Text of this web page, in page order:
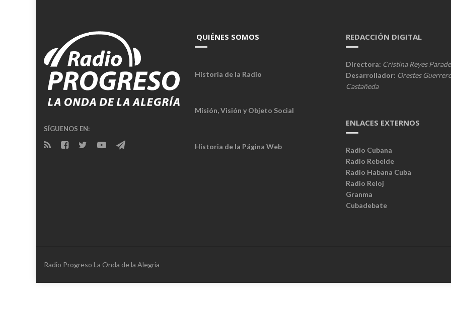
SÍGUENOS EN:
QUIÉNES SOMOS
Historia de la Radio
Misión, Visión y Objeto Social
Historia de la Página Web
REDACCIÓN DIGITAL
Directora: Cristina Reyes
Desarrollador: Orestes
Castañeda
ENLACES EXTERNOS
Radio Cubana
Radio Rebelde
Radio Habana Cuba
Radio Reloj
Granma
Cubadebate
Radio Progreso La Onda de la Alegría